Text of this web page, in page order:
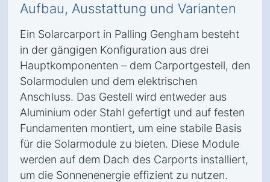
Aufbau, Ausstattung und Varianten
Ein Solarcarport in Palling Gengham besteht
in der gängigen Konfiguration aus drei
Hauptkomponenten – dem Carportgestell, den
Solarmodulen und dem elektrischen
Anschluss. Das Gestell wird entweder aus
Aluminium oder Stahl gefertigt und auf festen
Fundamenten montiert, um eine stabile Basis
für die Solarmodule zu bieten. Diese Module
werden auf dem Dach des Carports installiert,
um die Sonnenenergie effizient zu nutzen.